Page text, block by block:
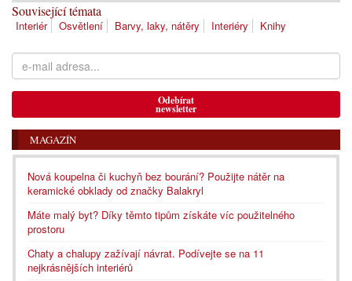
Související témata
Interiér Osvětlení Barvy, laky, nátěry Interiéry Knihy
Odebírat
newsletter
MAGAZÍN
Nová koupelna či kuchyň bez bourání? Použijte nátěr na
keramické obklady od značky Balakryl
Máte malý byt? Díky těmto tipům získáte víc použitelného
prostoru
Chaty a chalupy zažívají návrat. Podívejte se na 11
nejkrásnějších interiérů